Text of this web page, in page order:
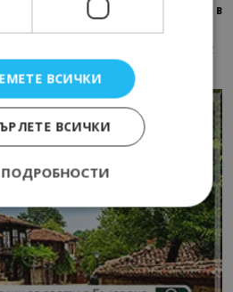
Хотелите губят пари заради грешки в
13/07/2026 09:02
ВСИЧКИ
ВСИЧКИ
Ефективност
Функционалност